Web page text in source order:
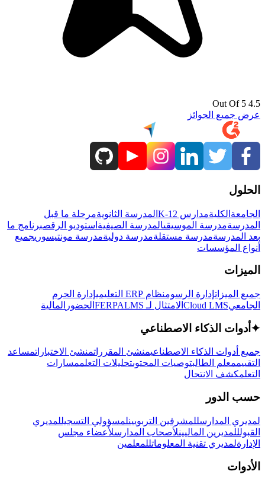
4.5 Out Of 5
عرض جميع الجوائز
الحلول
الجامعة الكليةمدارس K-12 المدرسة الثانويةمرحلة ما قبل
المدرسةمدرسة الموسيقىالمدرسة الصيفية استوديو الرقصبرنامج ما
بعد المدرسةمدرسة مستقلةمدرسة دوليةمدرسة مونتيسوريجميع
أنواع المؤسسات
الميزات
جميع الميزاتإدارة الرسومنظام ERP التعليمي
إدارة الحرم
الجامعيCloud LMS الامتثال لـ FERPA LMS الحضور المالية
✦ أدوات الذكاء الاصطناعي
جميع أدوات الذكاء الاصطناعيمنشئ المقرراتمنشئ الاختباراتمساعد
التقييممعلم الطالبتوصيات المحتوىتحليلات التعلممسارات
التعلمكشف الانتحال
حسب الدور
لمديري المدارسللمشرفين التربويينلمسؤولي التسجيللمديري
القبولللمديرين الماليينلأصحاب المدارسلأعضاء مجلس
الإدارةلمديري تقنية المعلوماتللمعلمين
الأدوات